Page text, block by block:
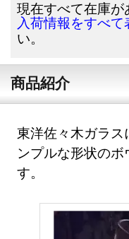
現在すべて在庫が
入荷情報をすべて
い。
商品紹介
東洋佐々木ガラ
ンプルな形状の
す。